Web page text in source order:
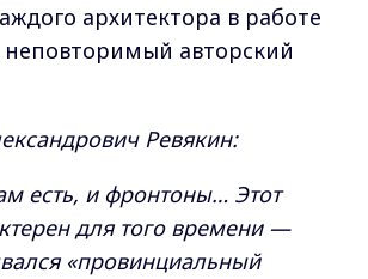
архитектора в работе
неповторимый авторский
Ревякин:
есть, и фронтоны… Этот
для того времени —
«провинциальный